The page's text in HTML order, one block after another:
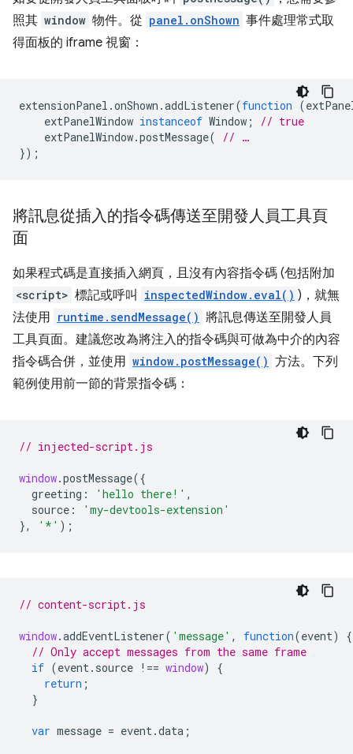
照其 window 物件。從 panel.onShown 事件處理常式取
得面板的 iframe 視窗：
extensionPanel .onShown .addListener(function (
extPanelWindow instanceof Window ;
// true
extPanelWindow.postMessage(
// …
});
將訊息從插入的指令碼傳送至開發人員工具頁
面
如果程式碼是直接插入網頁，且沒有內容指令碼 (包括附加
<script> 標記或呼叫 inspectedWindow.eval() )，就無
法使用 runtime.sendMessage() 將訊息傳送至開發人員
工具頁面。建議您改為將注入的指令碼與可做為中介的內容
指令碼合併，並使用 window.postMessage() 方法。下列
範例使用前一節的背景指令碼：
// injected-script.js
window.postMessage({
greeting : 'hello there!' ,
source :
'my-devtools-extension'
},
'*' );
// content-script.js
window.addEventListener( 'message' , function(event)
{
// Only accept messages from the same frame
if (event. source !== window)
{
return ;
}
var message = event.data ;